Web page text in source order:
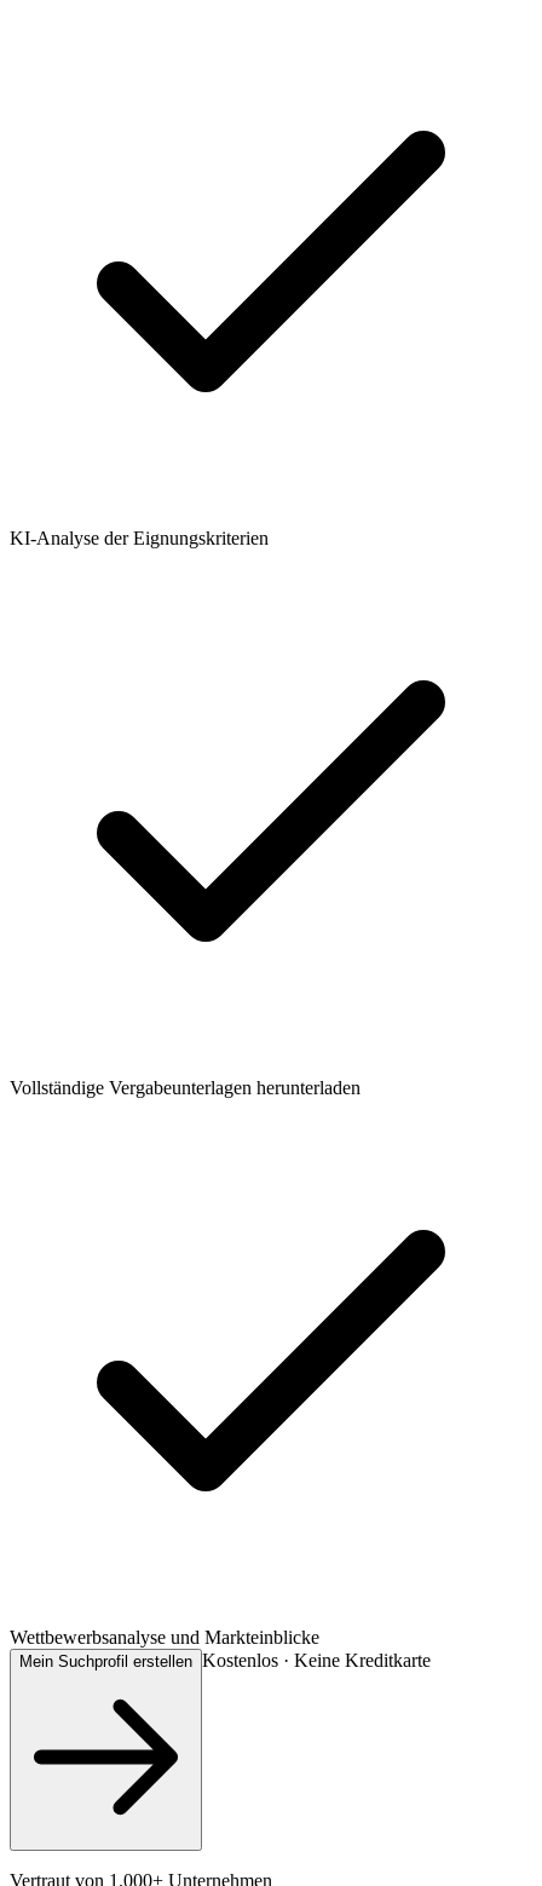
KI-Analyse der Eignungskriterien
Vollständige Vergabeunterlagen herunterladen
Wettbewerbsanalyse und Markteinblicke
Mein Suchprofil erstellen Kostenlos · Keine Kreditkarte
Vertraut von 1.000+ Unternehmen